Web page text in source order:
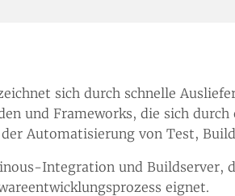
sich durch schnelle
und Frameworks, die sich
Automatisierung von Test,
Integration und Buildserver,
eignet.